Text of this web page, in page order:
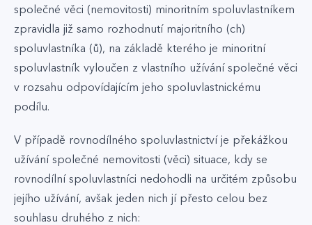
společné věci (nemovitosti) minoritním spoluvlastníkem
zpravidla již samo rozhodnutí majoritního (ch)
spoluvlastníka (ů), na základě kterého je minoritní
spoluvlastník vyloučen z vlastního užívání společné věci
v rozsahu odpovídajícím jeho spoluvlastnickému
podílu.
V případě rovnodílného spoluvlastnictví je překážkou
užívání společné nemovitosti (věci) situace, kdy se
rovnodílní spoluvlastníci nedohodli na určitém způsobu
jejího užívání, avšak jeden nich jí přesto celou bez
souhlasu druhého z nich: